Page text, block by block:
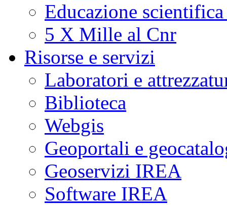
Educazione
5 X Mille al Cnr
Risorse e servizi
Laboratori e
Biblioteca
Webgis
Geoportali e
Geoservizi IREA
Software IREA